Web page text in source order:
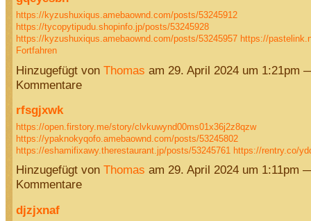
https://kyzushuxiqus.amebaownd.com/posts/53245912
https://tycopytipudu.shopinfo.jp/posts/53245928
https://kyzushuxiqus.amebaownd.com/posts/53245957 https://
Fortfahren
Hinzugefügt von Thomas am 29. April 2024 um 1:21pm
Kommentare
rfsgjxwk
https://open.firstory.me/story/clvkuwynd00ms01x36j2z8qzw
https://ypaknokyqofo.amebaownd.com/posts/53245802
https://eshamifixawy.therestaurant.jp/posts/53245761 https://rentry.co/
Hinzugefügt von Thomas am 29. April 2024 um 1:11pm
Kommentare
djzjxnaf